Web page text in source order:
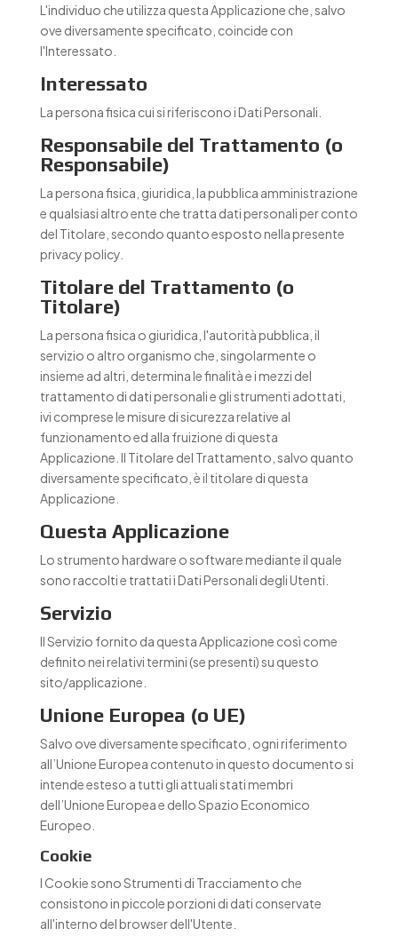
L'individuo che utilizza questa Applicazione che, salvo
ove diversamente specificato, coincide con
l'Interessato.
Interessato
La persona fisica cui si riferiscono i Dati Personali.
Responsabile del Trattamento (o
Responsabile)
La persona fisica, giuridica, la pubblica amministrazione
e qualsiasi altro ente che tratta dati personali per conto
del Titolare, secondo quanto esposto nella presente
privacy policy.
Titolare del Trattamento (o
Titolare)
La persona fisica o giuridica, l'autorità pubblica, il
servizio o altro organismo che, singolarmente o
insieme ad altri, determina le finalità e i mezzi del
trattamento di dati personali e gli strumenti adottati,
ivi comprese le misure di sicurezza relative al
funzionamento ed alla fruizione di questa
Applicazione. Il Titolare del Trattamento, salvo quanto
diversamente specificato, è il titolare di questa
Applicazione.
Questa Applicazione
Lo strumento hardware o software mediante il quale
sono raccolti e trattati i Dati Personali degli Utenti.
Servizio
Il Servizio fornito da questa Applicazione così come
definito nei relativi termini (se presenti) su questo
sito/applicazione.
Unione Europea (o UE)
Salvo ove diversamente specificato, ogni riferimento
all’Unione Europea contenuto in questo documento si
intende esteso a tutti gli attuali stati membri
dell’Unione Europea e dello Spazio Economico
Europeo.
Cookie
I Cookie sono Strumenti di Tracciamento che
consistono in piccole porzioni di dati conservate
all'interno del browser dell'Utente.